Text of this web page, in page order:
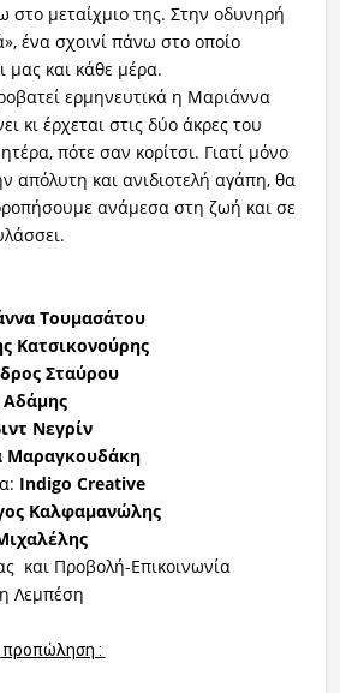
στο μεταίχμιο της. Στην οδυνηρή
ένα σχοινί πάνω στο οποίο
μας και κάθε μέρα.
ερμηνευτικά η Μαριάννα
κι έρχεται στις δύο άκρες του
πότε σαν κορίτσι. Γιατί μόνο
απόλυτη και ανιδιοτελή αγάπη, θα
ανάμεσα στη ζωή και σε
Τουμασάτου
Κατσικονούρης
Σταύρου
Νεγρίν
Μαραγκουδάκη
Indigo Creative
Καλφαμανώλης
και Προβολή-Επικοινωνία
Λεμπέση
προπώληση :